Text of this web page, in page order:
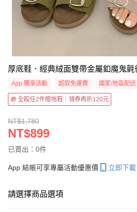
厚底鞋．經典絨面雙帶金屬釦魔鬼氈
App 獨享活動 超取免運費 國家/地區配送
🎁 全館任2件贈拖鞋｜領券再折120元
NT$1,780
NT$899
已賣出：0件
App 結帳可享專屬活動優惠價 立即下載
請選擇商品選項